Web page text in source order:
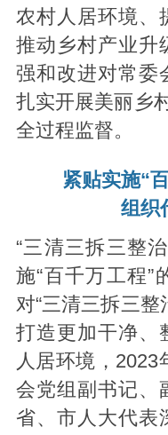
农村人居环境、
推动乡村产业升
强和改进对常委
扎实开展美丽乡
全过程监督。
紧贴实施“
组织
“三清三拆三整
施“百千万工程”
对“三清三拆三整
打造更加干净、
人居环境，
会党组副书记、
省、市人大代表